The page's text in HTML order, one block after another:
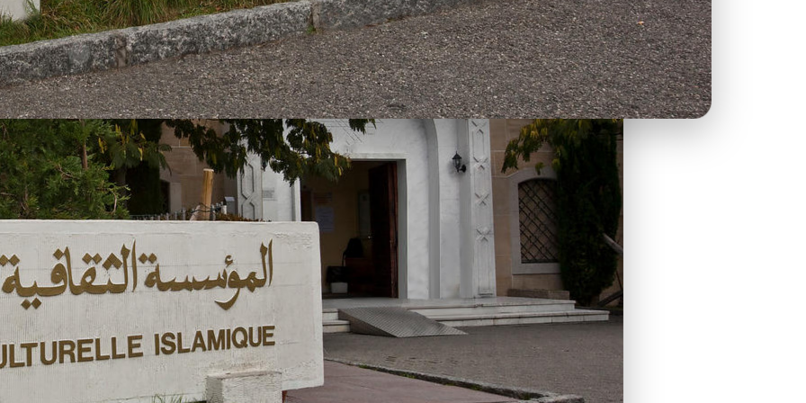
https://fcigeneve.org/
de la rentrée 2026-2027: 9, 12 et 13 septembre 2026 pour les enfants.
pour les adultes: 5 octobre 2026.